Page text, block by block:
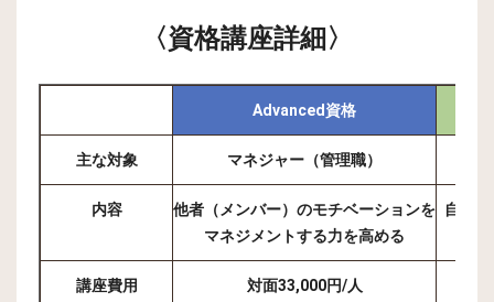
〈資格講座詳細〉
Advanced資格
主な対象 マネジャー（管理職）
内容
他者（メンバー）のモチベーションを
マネジメントする力を高める
自分
講座費用
対面33,000円/人